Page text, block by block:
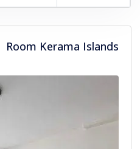
Room Kerama Islands